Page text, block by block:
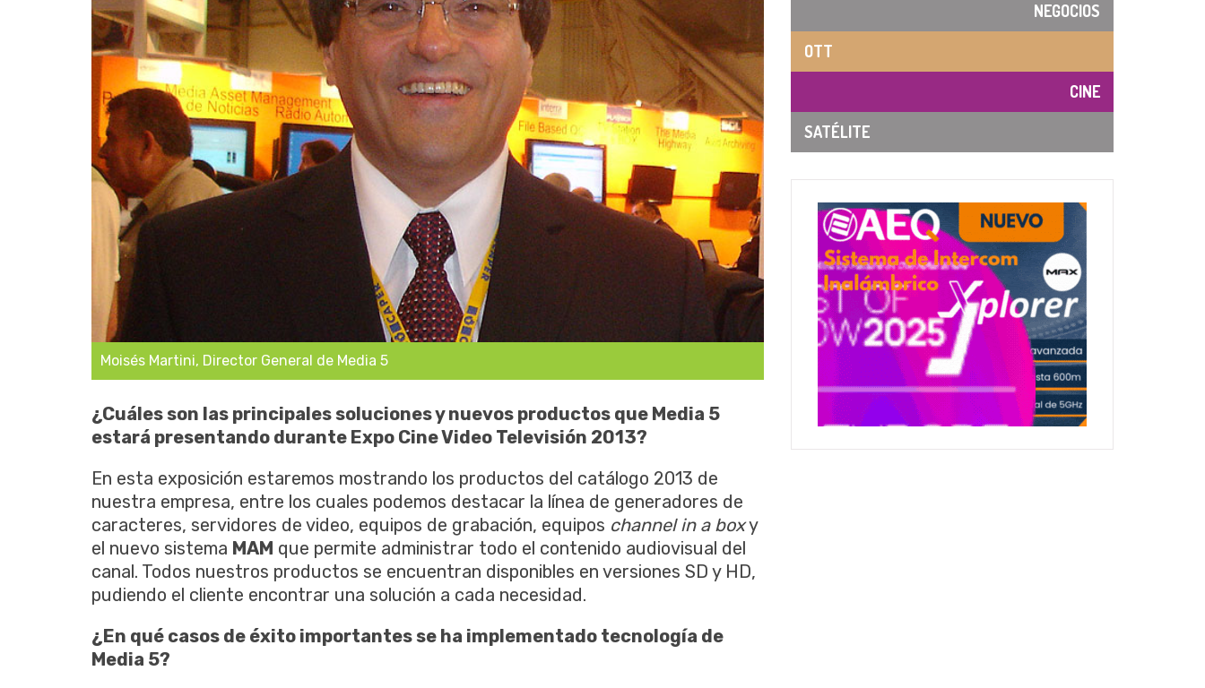
Moisés Martini, Director General de Media 5
¿Cuáles son las principales soluciones y nuevos productos que Media 5
estará presentando durante Expo Cine Video Televisión 2013?
En esta exposición estaremos mostrando los productos del catálogo 2013 de
nuestra empresa, entre los cuales podemos destacar la línea de generadores de
caracteres, servidores de video, equipos de grabación, equipos channel in a boxy
el nuevo sistema MAM que permite administrar todo el contenido audiovisual del
canal. Todos nuestros productos se encuentran disponibles en versiones SD y HD,
pudiendo el cliente encontrar una solución a cada necesidad.
¿En qué casos de éxito importantes se ha implementado tecnología de
Media 5?
NEGOCIOS
OTT
CINE
SATÉLITE